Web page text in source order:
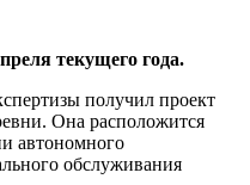
текущего года.
получил проект
Она расположится
автономного
обслуживания